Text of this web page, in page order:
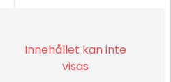
Innehållet kan inte
visas